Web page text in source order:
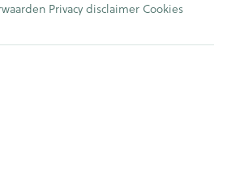
Privacy disclaimer Cookies